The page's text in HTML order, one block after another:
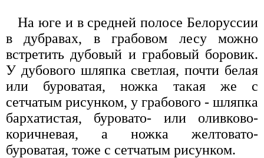
На юге и в средней полосе Белоруссии
в дубравах, в грабовом лесу можно
встретить дубовый и грабовый боровик.
У дубового шляпка светлая, почти белая
или буроватая, ножка такая же с
сетчатым рисунком, у грабового - шляпка
бархатистая, буровато- или оливково-
коричневая, а ножка желтовато-
буроватая, тоже с сетчатым рисунком.